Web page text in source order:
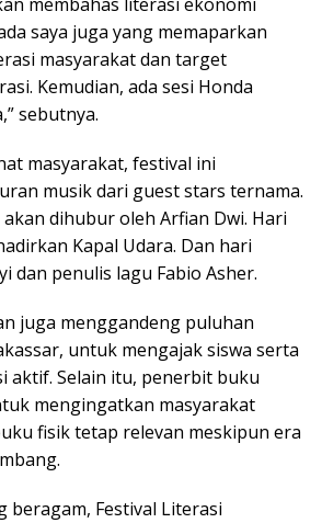
membahas literasi ekonomi
saya juga yang memaparkan
masyarakat dan target
Kemudian, ada sesi Honda
sebutnya.
masyarakat, festival ini
musik dari guest stars ternama.
dihubur oleh Arfian Dwi. Hari
Kapal Udara. Dan hari
dan penulis lagu Fabio Asher.
juga menggandeng puluhan
untuk mengajak siswa serta
aktif. Selain itu, penerbit buku
mengingatkan masyarakat
fisik tetap relevan meskipun era
beragam, Festival Literasi